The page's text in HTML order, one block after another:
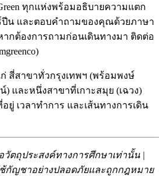
ทุกแห่งพร้อมอธิบายความแตก
ปีน และตอบคำถามของคุณด้วยภาษา
ากต้องการถามก่อนเดินทางมา ติดต่อ
ก่ สี่สาขาทั่วกรุงเทพฯ (พร้อมพงษ์
) และหนึ่งสาขาที่เกาะสมุย (เฉวง)
เวลาทำการ และเส้นทางการเดิน
วัตถุประสงค์ทางการศึกษาเท่านั้น |
ช้กัญชาอย่างปลอดภัยและถูกกฎหมาย